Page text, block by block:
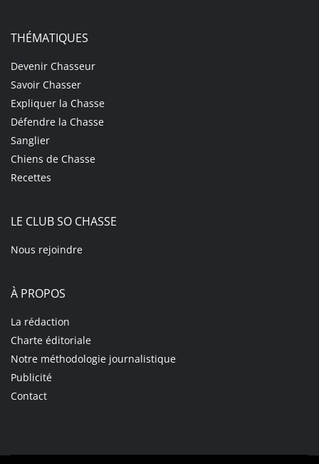
THÉMATIQUES
Devenir Chasseur
Savoir Chasser
Expliquer la Chasse
Défendre la Chasse
Sanglier
Chiens de Chasse
Recettes
LE CLUB SO CHASSE
Nous rejoindre
À PROPOS
La rédaction
Charte éditoriale
Notre méthodologie journalistique
Publicité
Contact